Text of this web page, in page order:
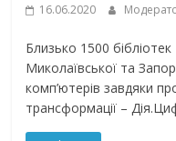
16.06.2020
Близько 1500 бібліотек
Миколаївської та
комп’ютерів завдяки
трансформації –